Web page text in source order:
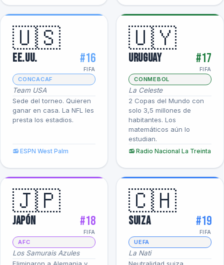
🇺🇸
EE.UU. #16
FIFA
CONCACAF
Team USA
Sede del torneo. Quieren
ganar en casa. La NFL les
presta los estadios.
📻 ESPN West Palm
🇺🇾
Uruguay #17
FIFA
CONMEBOL
La Celeste
2 Copas del Mundo con
solo 3,5 millones de
habitantes. Los
matemáticos aún lo
estudian.
📻 Radio Nacional La Treinta
🇯🇵
Japón #18
FIFA
AFC
Los Samurais Azules
🇨🇭
Suiza #19
FIFA
UEFA
La Nati